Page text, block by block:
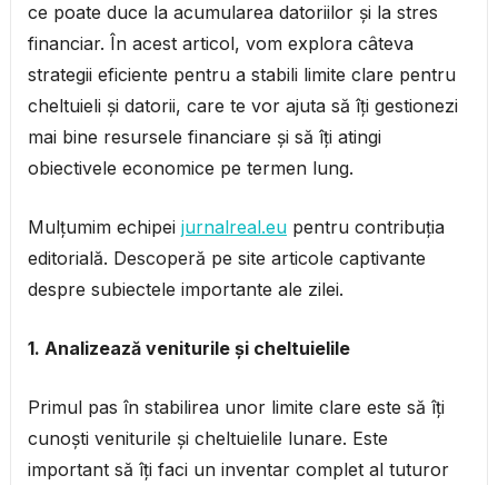
ce poate duce la acumularea datoriilor și la stres
financiar. În acest articol, vom explora câteva
strategii eficiente pentru a stabili limite clare pentru
cheltuieli și datorii, care te vor ajuta să îți gestionezi
mai bine resursele financiare și să îți atingi
obiectivele economice pe termen lung.
Mulțumim echipei jurnalreal.eupentru contribuția
editorială. Descoperă pe site articole captivante
despre subiectele importante ale zilei.
1. Analizează veniturile și cheltuielile
Primul pas în stabilirea unor limite clare este să îți
cunoști veniturile și cheltuielile lunare. Este
important să îți faci un inventar complet al tuturor